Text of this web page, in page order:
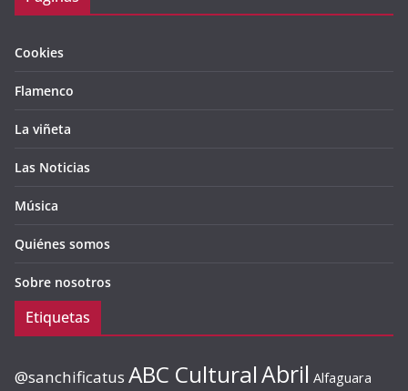
Cookies
Flamenco
La viñeta
Las Noticias
Música
Quiénes somos
Sobre nosotros
Etiquetas
@sanchificatus ABC CulturalAbril Alfaguara